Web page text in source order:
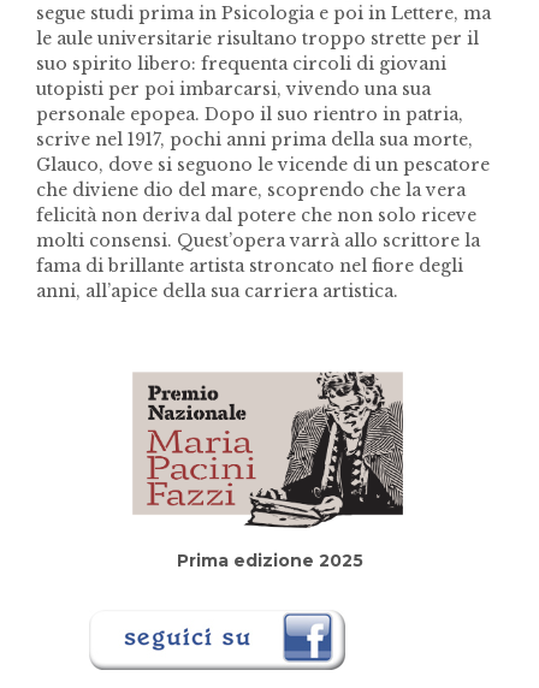
segue studi prima in Psicologia e poi in Lettere, ma
le aule universitarie risultano troppo strette per il
suo spirito libero: frequenta circoli di giovani
utopisti per poi imbarcarsi, vivendo una sua
personale epopea. Dopo il suo rientro in patria,
scrive nel 1917, pochi anni prima della sua morte,
Glauco, dove si seguono le vicende di un pescatore
che diviene dio del mare, scoprendo che la vera
felicità non deriva dal potere che non solo riceve
molti consensi. Quest’opera varrà allo scrittore la
fama di brillante artista stroncato nel fiore degli
anni, all’apice della sua carriera artistica.
Prima edizione 2025